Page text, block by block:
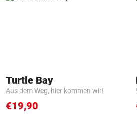
Turtle Bay
Aus dem Weg, hier kommen wir!
€19,90